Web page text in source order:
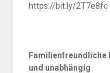
https://bit.ly/2T7e8fc
Familienfreundliche
und unabhängig